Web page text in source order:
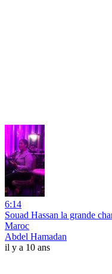
6:14
Souad Hassan la grande
Maroc
Abdel Hamadan
il y a 10 ans